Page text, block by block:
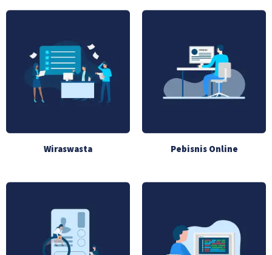
Wiraswasta Pebisnis Online